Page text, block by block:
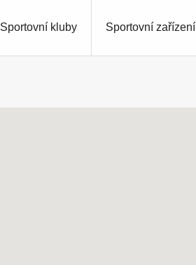
Sportovní kluby Sportovní zařízení